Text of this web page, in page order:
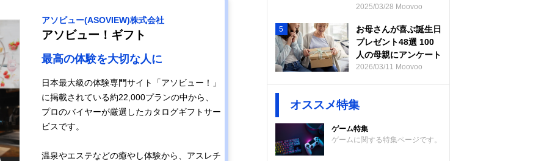
アソビュー(ASOVIEW)株式会社
アソビュー！ギフト
最高の体験を大切な人に
日本最大級の体験専門サイト「アソビュー！」
に掲載されている約22,000プランの中から、
プロのバイヤーが厳選したカタログギフトサー
ビスです。
温泉やエステなどの癒やし体験から、アスレチ
2025/03/28 Moovoo
5
お母さんが喜ぶ誕生日
プレゼント48選 100
人の母親にアンケート
2026/03/11 Moovoo
オススメ特集
ゲーム特集
ゲームに関する特集ページです。